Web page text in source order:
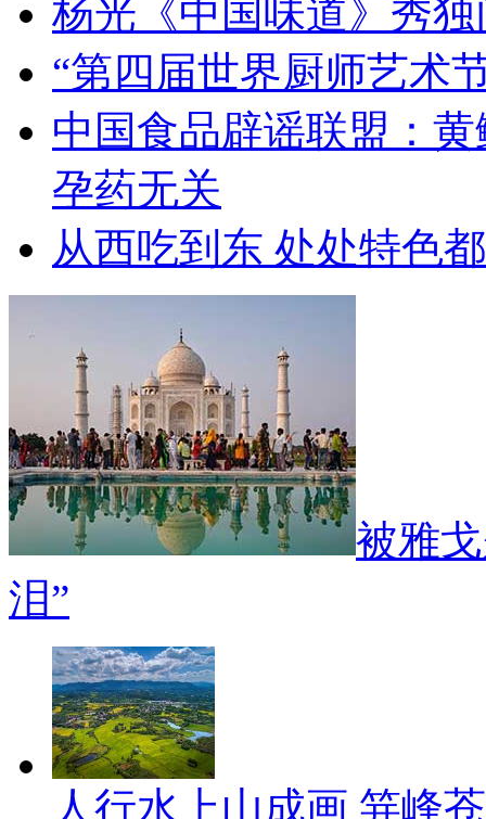
杨光《中国味道》秀
“第四届世界厨师艺术
中国食品辟谣联盟：
孕药无关
从西吃到东 处处特色
被雅
泪”
人行水上山成画 笄峰